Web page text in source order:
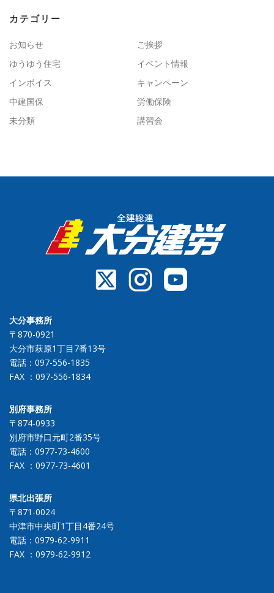
カテゴリー
お知らせ
ご挨拶
ゆうゆう住宅
イベント情報
インボイス
キャンペーン
中建国保
労働保険
未分類
講習会
大分事務所
〒870-0921
大分市萩原1丁目7番13号
電話： 097-556-1835
FAX ：097-556-1834
別府事務所
〒874-0933
別府市野口元町2番35号
電話： 0977-73-4600
FAX ：0977-73-4601
県北出張所
〒871-0024
中津市中央町1丁目4番24号
電話： 0979-62-9911
FAX ：0979-62-9912